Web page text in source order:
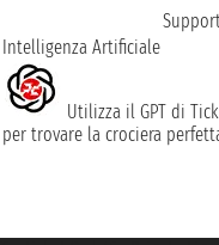
Intelligenza Artificiale
Utilizza il GPT di
per trovare la crociera